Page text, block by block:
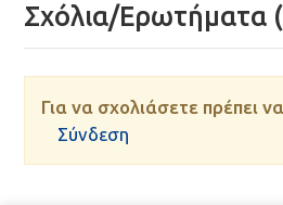
Σχόλια/Ερωτήματα
Για να σχολιάσετε πρέπει
Σύνδεση